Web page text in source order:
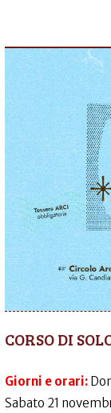
CORSO DI
Giorni e orari:
Sabato 21